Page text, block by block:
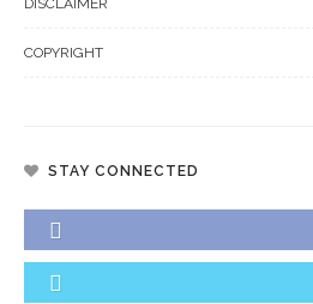
COPYRIGHT
STAY CONNECTED